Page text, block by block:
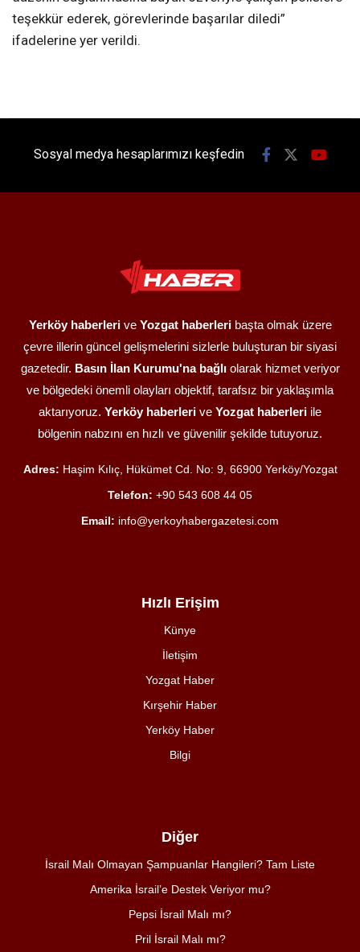
teşekkür ederek, görevlerinde başarılar diledi”
ifadelerine yer verildi.
Sosyal medya hesaplarımızı keşfedin
Yerköy haberlerive Yozgat haberleribaşta olmak üzere
çevre illerin güncel gelişmelerini sizlerle buluşturan bir siyasi
gazetedir. Basın İlan Kurumu'na bağlıolarak hizmet veriyor
ve bölgedeki önemli olayları objektif, tarafsız bir yaklaşımla
aktarıyoruz. Yerköy haberleri ve Yozgat haberleri ile
bölgenin nabzını en hızlı ve güvenilir şekilde tutuyoruz.
Adres: Haşim Kılıç, Hükümet Cd. No: 9, 66900 Yerköy/Yozgat
Telefon: +90 543 608 44 05
Email: info@yerkoyhabergazetesi.com
Hızlı Erişim
Künye
İletişim
Yozgat Haber
Kırşehir Haber
Yerköy Haber
Bilgi
Diğer
İsrail Malı Olmayan Şampuanlar Hangileri? Tam Liste
Amerika İsrail’e Destek Veriyor mu?
Pepsi İsrail Malı mı?
Pril İsrail Malı mı?